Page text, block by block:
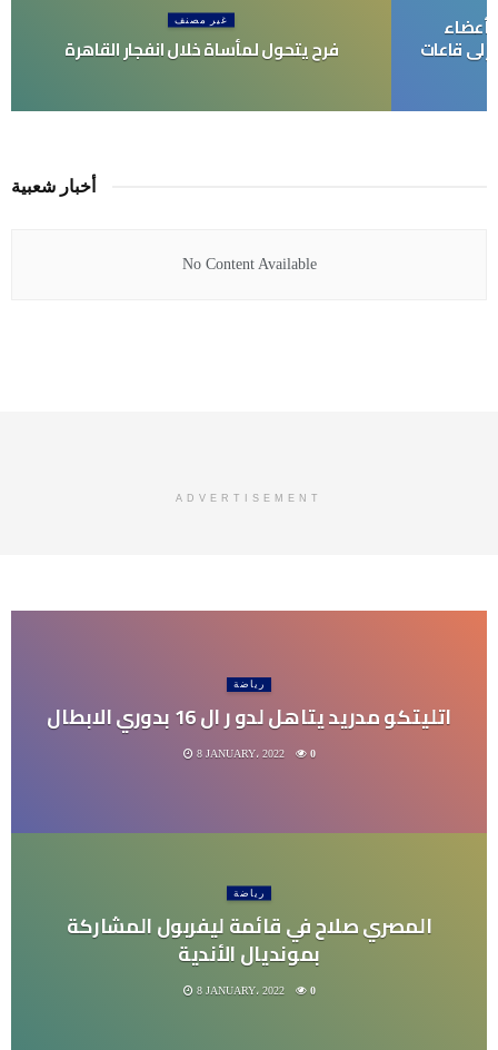
غير مصنف
فرح يتحول لمأساة خلال انفجار القاهرة
أعضاء
قاعات
أخبار شعبية
No Content Available
ADVERTISEMENT
رياضة
اتليتكو مدريد يتاهل لدو ر ال 16 بدوري الابطال
8 JANUARY، 2022 0
رياضة
المصري صلاح في قائمة ليفربول المشاركة
بمونديال الأندية
8 JANUARY، 2022 0